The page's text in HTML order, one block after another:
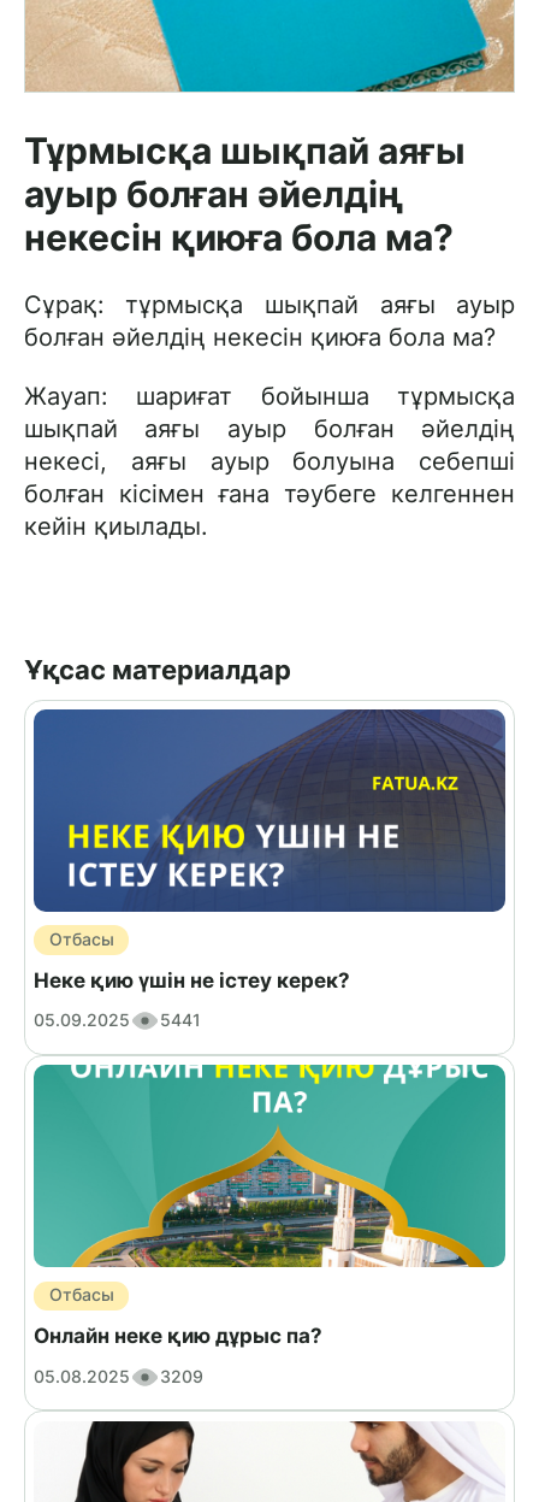
Тұрмысқа шықпай аяғы
ауыр болған әйелдің
некесін қиюға бола ма?
Сұрақ: тұрмысқа шықпай аяғы ауыр
болған әйелдің некесін қиюға бола ма?
Жауап: шариғат бойынша тұрмысқа
шықпай аяғы ауыр болған әйелдің
некесі, аяғы ауыр болуына себепші
болған кісімен ғана тәубеге келгеннен
кейін қиылады.
Ұқсас материалдар
Отбасы
Неке қию үшін не істеу керек?
05.09.2025 5441
Отбасы
Онлайн неке қию дұрыс па?
05.08.2025 3209